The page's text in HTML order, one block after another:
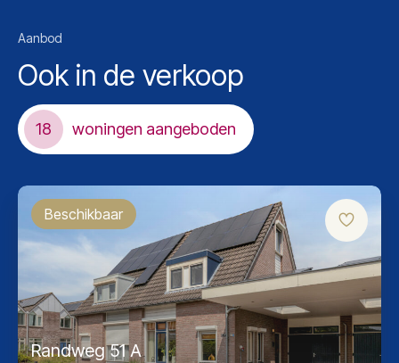
Aanbod
Ook in de verkoop
18 woningen aangeboden
Beschikbaar
Randweg 51 A